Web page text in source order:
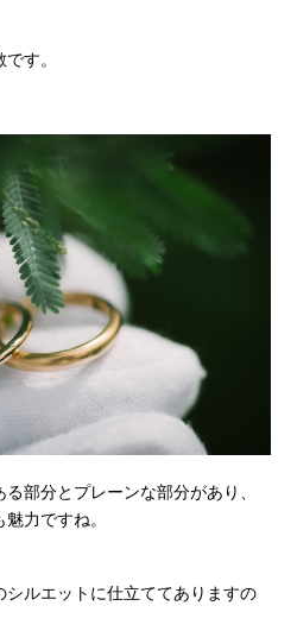
す。
部分とプレーンな部分があり、
力ですね。
ルエットに仕立ててありますの